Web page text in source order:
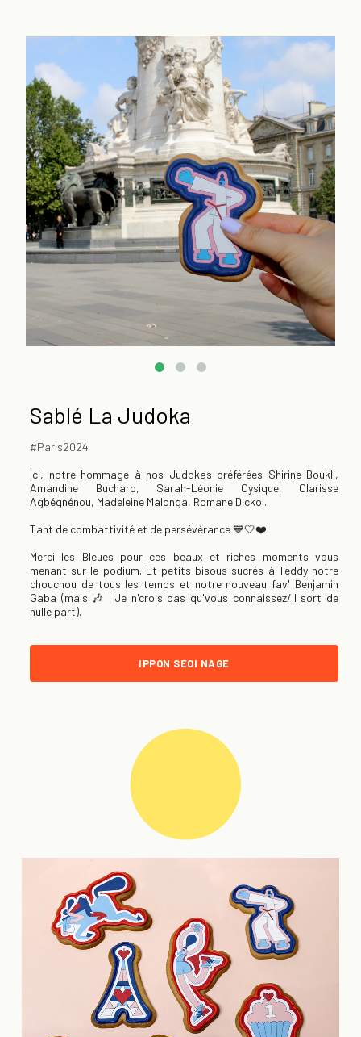
Sablé La Judoka
#Paris2024
Ici, notre hommage à nos Judokas préférées Shirine Boukli,
Amandine Buchard, Sarah-Léonie Cysique, Clarisse
Agbégnénou, Madeleine Malonga, Romane Dicko...
Tant de combattivité et de persévérance 💙🤍❤️
Merci les Bleues pour ces beaux et riches moments vous
menant sur le podium. Et petits bisous sucrés à Teddy notre
chouchou de tous les temps et notre nouveau fav' Benjamin
Gaba (mais 🎶 Je n'crois pas qu'vous connaissez/Il sort de
nulle part).
IPPON SEOI NAGE